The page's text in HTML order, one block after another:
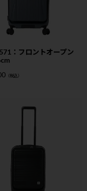
：フロントオープン
（税込）